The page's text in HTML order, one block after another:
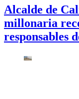
Alcalde de
millonaria
responsables